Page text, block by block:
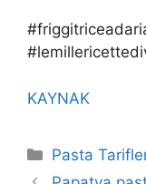
KAYNAK
Kategoriler
Pasta